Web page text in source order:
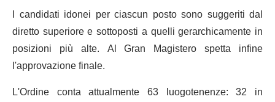
I candidati idonei per ciascun posto sono suggeriti dal
diretto superiore e sottoposti a quelli gerarchicamente in
posizioni più alte. Al Gran Magistero spetta infine
l'approvazione finale.
L'Ordine conta attualmente 63 luogotenenze: 32 in